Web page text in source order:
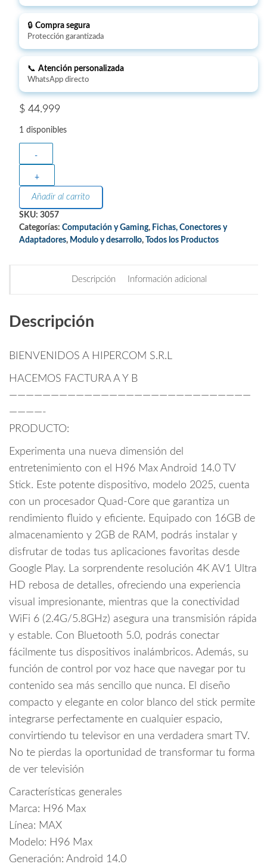
🔒 Compra segura
Protección garantizada
📞 Atención personalizada
WhatsApp directo
$44.999
1 disponibles
-
+
Añadir al carrito
SKU: 3057
Categorías: Computación y Gaming, Fichas, Conectores y
Adaptadores, Modulo y desarrollo, Todos los Productos
Descripción Información adicional
Descripción
BIENVENIDOS A HIPERCOM S.R.L
HACEMOS FACTURA A Y B
—————————————————————————————
————-
PRODUCTO:
Experimenta una nueva dimensión del
entretenimiento con el H96 Max Android 14.0 TV
Stick. Este potente dispositivo, modelo 2025, cuenta
con un procesador Quad-Core que garantiza un
rendimiento fluido y eficiente. Equipado con 16GB de
almacenamiento y 2GB de RAM, podrás instalar y
disfrutar de todas tus aplicaciones favoritas desde
Google Play. La sorprendente resolución 4K AV1 Ultra
HD rebosa de detalles, ofreciendo una experiencia
visual impresionante, mientras que la conectividad
WiFi 6 (2.4G/5.8GHz) asegura una transmisión rápida
y estable. Con Bluetooth 5.0, podrás conectar
fácilmente tus dispositivos inalámbricos. Además, su
función de control por voz hace que navegar por tu
contenido sea más sencillo que nunca. El diseño
compacto y elegante en color blanco del stick permite
integrarse perfectamente en cualquier espacio,
convirtiendo tu televisor en una verdadera smart TV.
No te pierdas la oportunidad de transformar tu forma
de ver televisión
Características generales
Marca: H96 Max
Línea: MAX
Modelo: H96 Max
Generación: Android 14.0